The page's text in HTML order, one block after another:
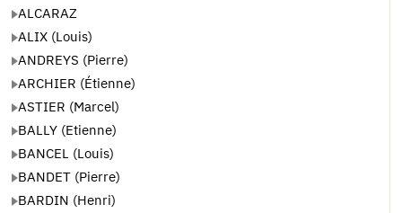
ALCARAZ
ALIX (Louis)
ANDREYS (Pierre)
ARCHIER (Étienne)
ASTIER (Marcel)
BALLY (Etienne)
BANCEL (Louis)
BANDET (Pierre)
BARDIN (Henri)